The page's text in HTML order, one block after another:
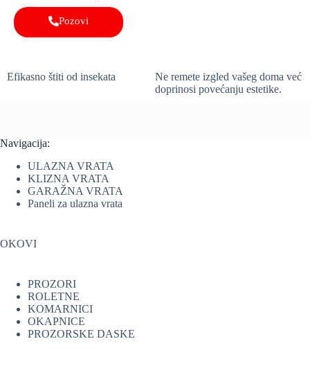
Pozovi
Efikasno štiti od insekata
Ne remete izgled vašeg doma već
doprinosi povećanju estetike.
Navigacija:
ULAZNA VRATA
KLIZNA VRATA
GARAŽNA VRATA
Paneli za ulazna vrata
OKOVI
PROZORI
ROLETNE
KOMARNICI
OKAPNICE
PROZORSKE DASKE